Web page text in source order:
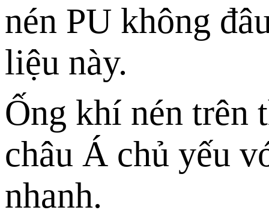
nén PU không
liệu này.
Ống khí nén trên
châu Á chủ yếu
nhanh.